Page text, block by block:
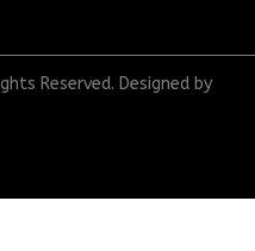
Reserved. Designed by